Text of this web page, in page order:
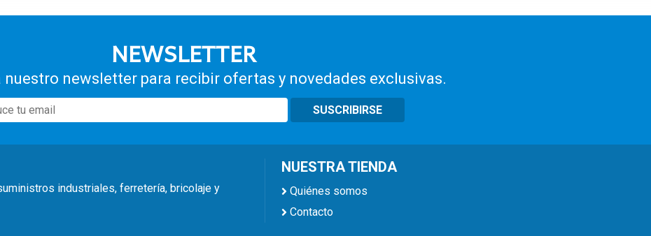
NEWSLETTER
nuestro newsletter para recibir ofertas y novedades exclusivas.
SUSCRIBIRSE
industriales, ferretería, bricolaje y
NUESTRA TIENDA
Quiénes somos
Contacto